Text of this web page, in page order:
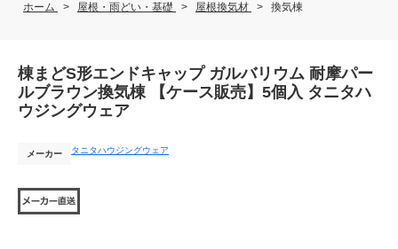
ホーム > 屋根・雨どい・基礎 > 屋根換気材 > 換気棟
棟まどS形エンドキャップ ガルバリウム 耐摩パー
ルブラウン換気棟 【ケース販売】5個入 タニタハ
ウジングウェア
メーカー タニタハウジングウェア